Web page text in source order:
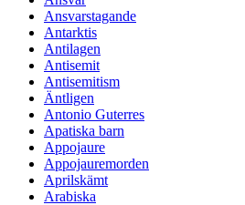
Ansvarstagande
Antarktis
Antilagen
Antisemit
Antisemitism
Äntligen
Antonio Guterres
Apatiska barn
Appojaure
Appojauremorden
Aprilskämt
Arabiska